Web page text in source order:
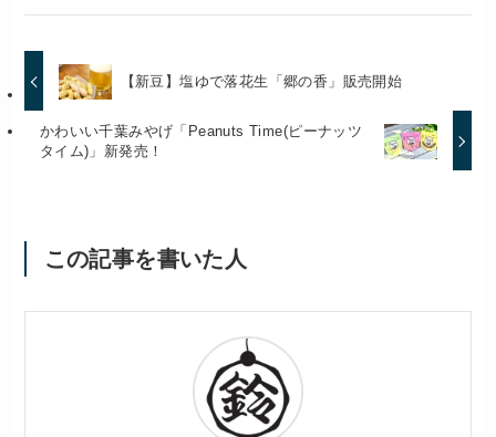
【新豆】塩ゆで落花生「郷の香」販売開始
かわいい千葉みやげ「Peanuts Time(ピーナッツ
タイム)」新発売！
この記事を書いた人